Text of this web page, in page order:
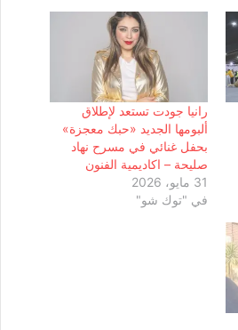
رانيا جودت تستعد لإطلاق
ألبومها الجديد «حبك معجزة»
بحفل غنائي في مسرح نهاد
صليحة – اكاديمية الفنون
31 مايو، 2026
في "توك شو"